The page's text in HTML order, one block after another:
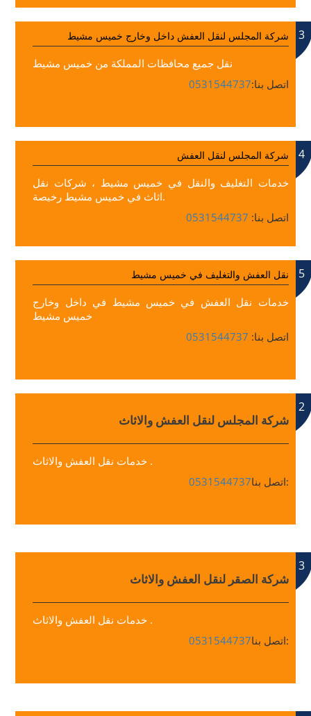
3 شركة المجلس لنقل العفش داخل وخارج خميس مشيط
نقل جميع محافظات المملكة من خميس مشيط
اتصل بنا:0531544737
4 شركة المجلس لنقل العفش
خدمات التغليف والنقل في خميس مشيط ، شركات نقل
اثاث في خميس مشيط رخيصة.
اتصل بنا: 0531544737
5 نقل العفش والتغليف في خميس مشيط
خدمات نقل العفش في خميس مشيط في داخل وخارج
خميس مشيط
اتصل بنا: 0531544737
2
شركة المجلس لنقل العفش والاثاث
خدمات نقل العفش والاثاث .
0531544737
اتصل بنا:
3
شركة الصقر لنقل العفش والاثاث
خدمات نقل العفش والاثاث .
0531544737
اتصل بنا: